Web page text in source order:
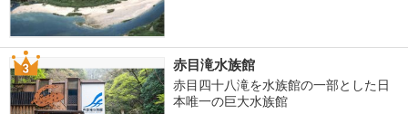
赤目滝水族館
赤目四十八滝を水族館の一部とした日
本唯一の巨大水族館